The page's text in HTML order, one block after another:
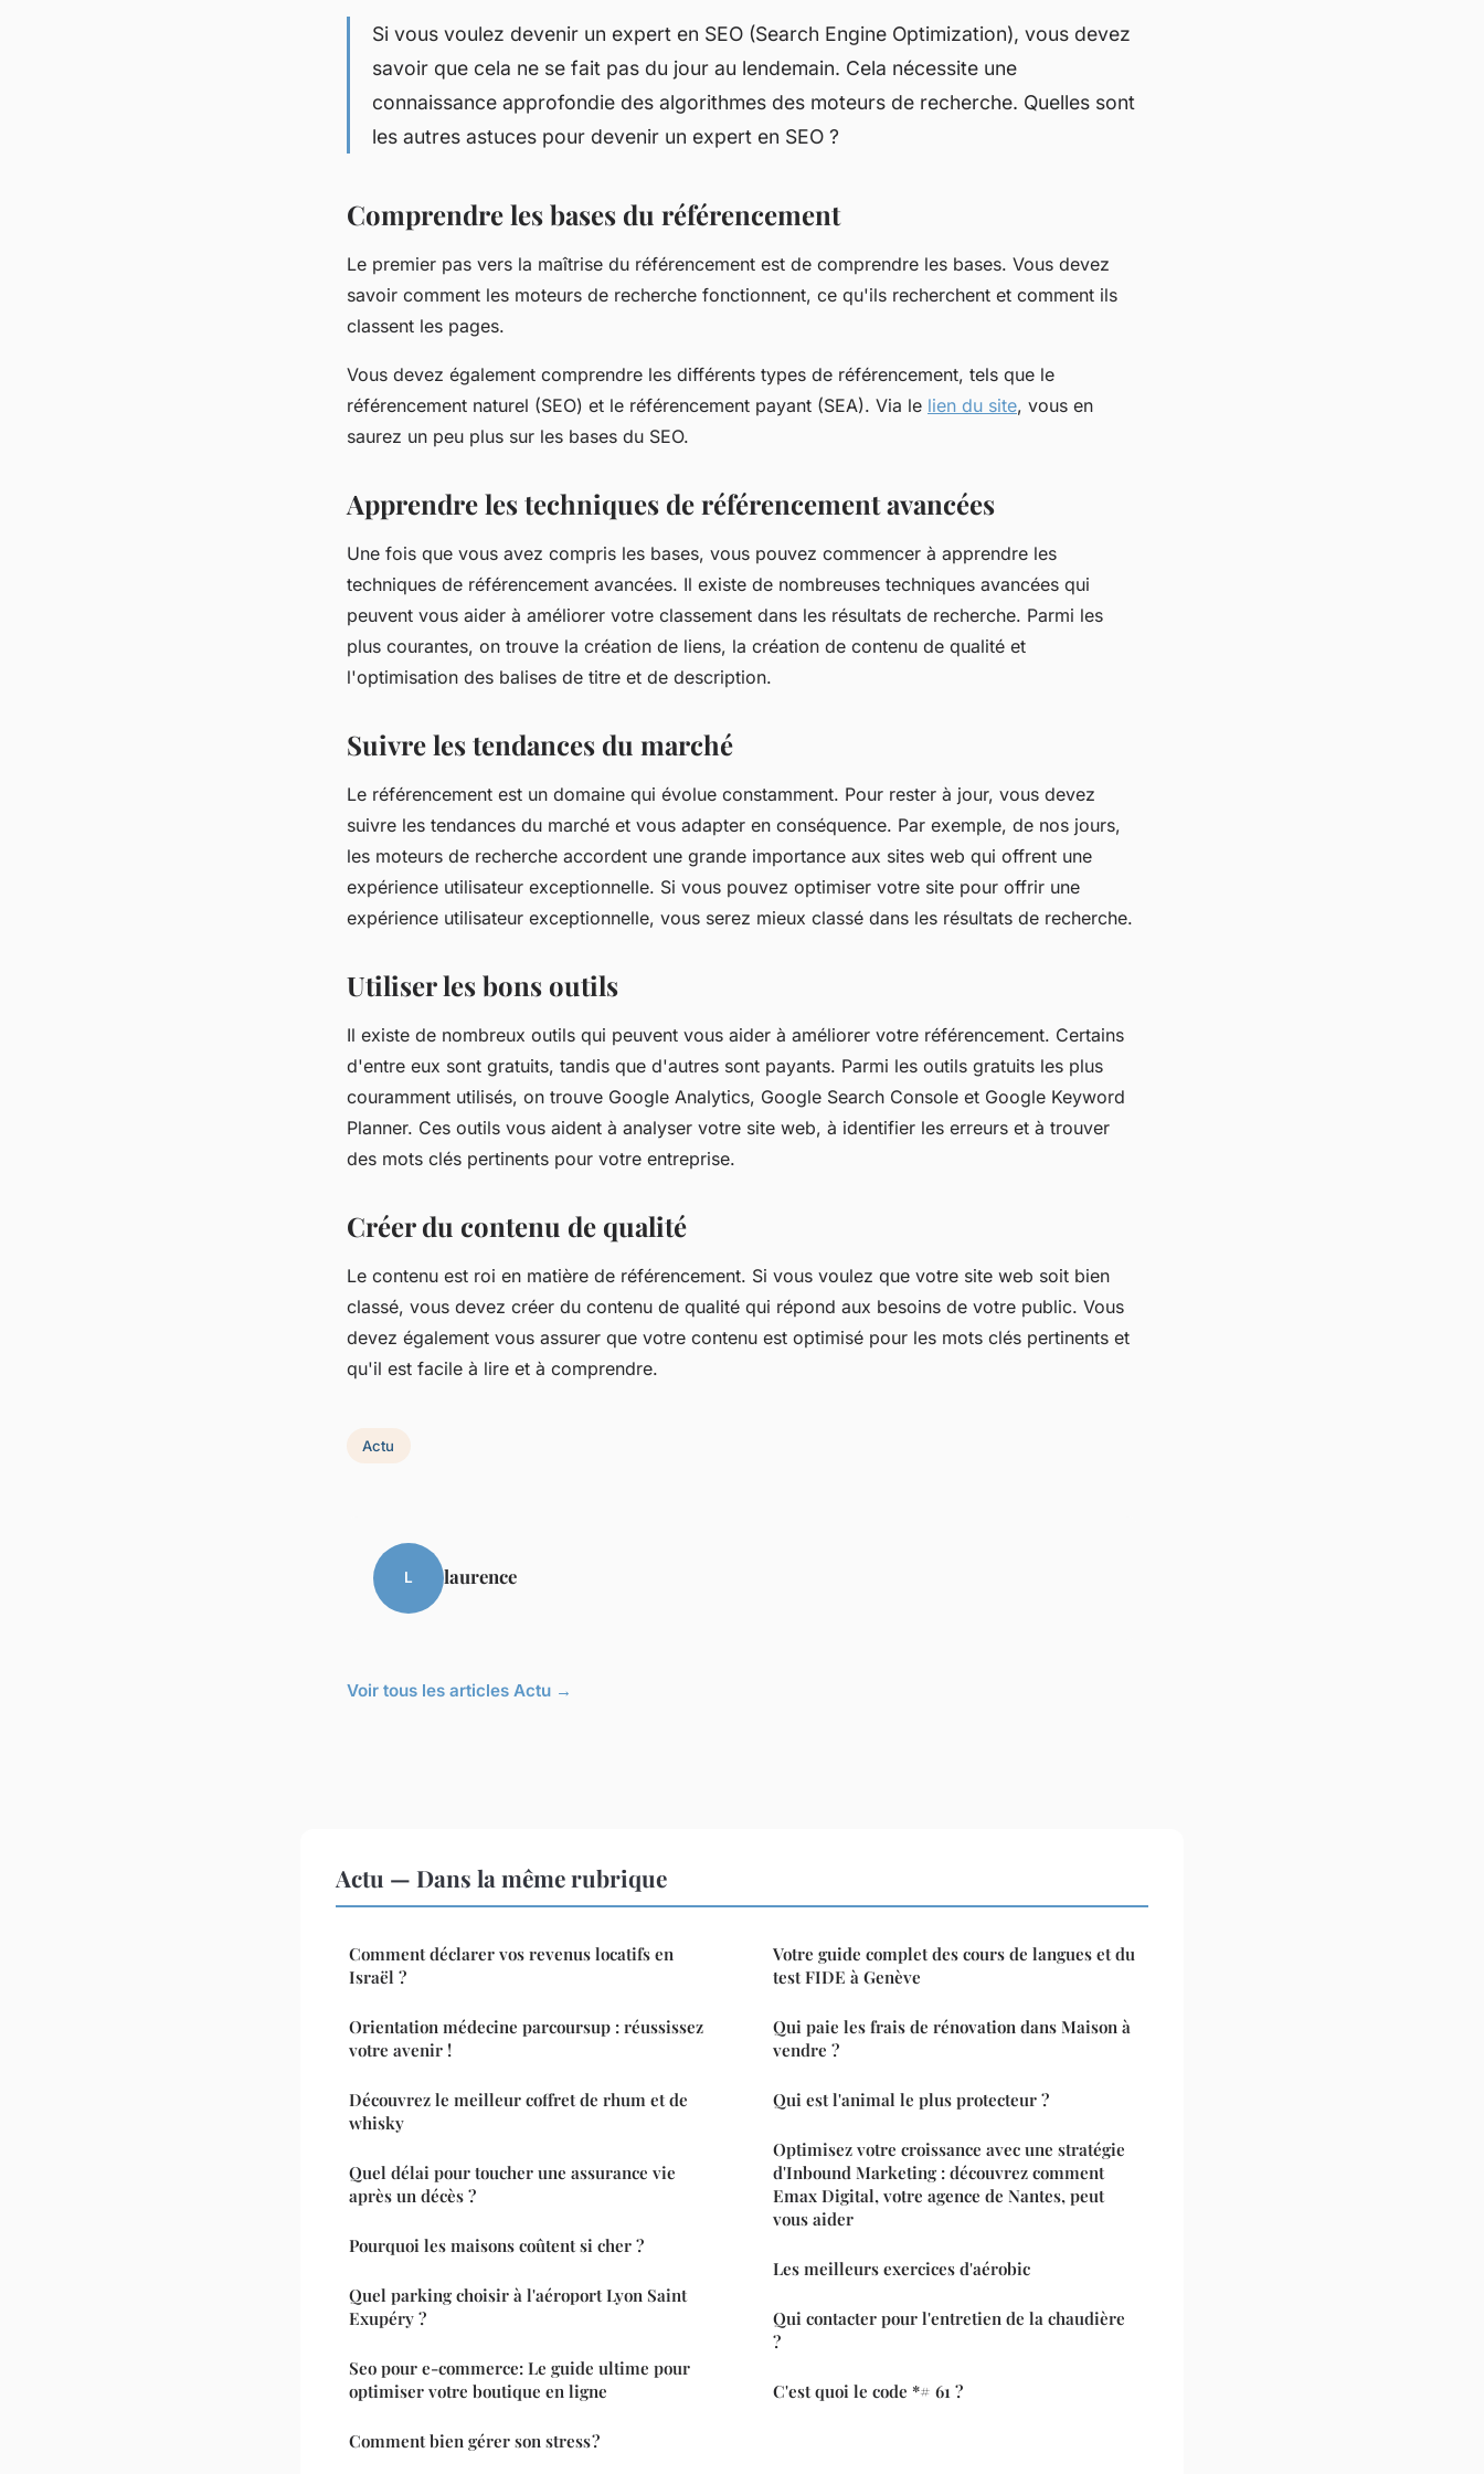
Si vous voulez devenir un expert en SEO (Search Engine Optimization), vous devez
savoir que cela ne se fait pas du jour au lendemain. Cela nécessite une
connaissance approfondie des algorithmes des moteurs de recherche. Quelles sont
les autres astuces pour devenir un expert en SEO ?
Comprendre les bases du référencement
Le premier pas vers la maîtrise du référencement est de comprendre les bases. Vous devez
savoir comment les moteurs de recherche fonctionnent, ce qu'ils recherchent et comment ils
classent les pages.
Vous devez également comprendre les différents types de référencement, tels que le
référencement naturel (SEO) et le référencement payant (SEA). Via le lien du site, vous en
saurez un peu plus sur les bases du SEO.
Apprendre les techniques de référencement avancées
Une fois que vous avez compris les bases, vous pouvez commencer à apprendre les
techniques de référencement avancées. Il existe de nombreuses techniques avancées qui
peuvent vous aider à améliorer votre classement dans les résultats de recherche. Parmi les
plus courantes, on trouve la création de liens, la création de contenu de qualité et
l'optimisation des balises de titre et de description.
Suivre les tendances du marché
Le référencement est un domaine qui évolue constamment. Pour rester à jour, vous devez
suivre les tendances du marché et vous adapter en conséquence. Par exemple, de nos jours,
les moteurs de recherche accordent une grande importance aux sites web qui offrent une
expérience utilisateur exceptionnelle. Si vous pouvez optimiser votre site pour offrir une
expérience utilisateur exceptionnelle, vous serez mieux classé dans les résultats de recherche.
Utiliser les bons outils
Il existe de nombreux outils qui peuvent vous aider à améliorer votre référencement. Certains
d'entre eux sont gratuits, tandis que d'autres sont payants. Parmi les outils gratuits les plus
couramment utilisés, on trouve Google Analytics, Google Search Console et Google Keyword
Planner. Ces outils vous aident à analyser votre site web, à identifier les erreurs et à trouver
des mots clés pertinents pour votre entreprise.
Créer du contenu de qualité
Le contenu est roi en matière de référencement. Si vous voulez que votre site web soit bien
classé, vous devez créer du contenu de qualité qui répond aux besoins de votre public. Vous
devez également vous assurer que votre contenu est optimisé pour les mots clés pertinents et
qu'il est facile à lire et à comprendre.
Actu
L laurence
Voir tous les articles Actu →
Actu — Dans la même rubrique
Comment déclarer vos revenus locatifs en
Israël ?
Orientation médecine parcoursup : réussissez
votre avenir !
Découvrez le meilleur coffret de rhum et de
whisky
Quel délai pour toucher une assurance vie
après un décès ?
Pourquoi les maisons coûtent si cher ?
Quel parking choisir à l'aéroport Lyon Saint
Exupéry ?
Seo pour e-commerce: Le guide ultime pour
optimiser votre boutique en ligne
Comment bien gérer son stress ?
Votre guide complet des cours de langues et du
test FIDE à Genève
Qui paie les frais de rénovation dans Maison à
vendre ?
Qui est l'animal le plus protecteur ?
Optimisez votre croissance avec une stratégie
d'Inbound Marketing : découvrez comment
Emax Digital, votre agence de Nantes, peut
vous aider
Les meilleurs exercices d'aérobic
Qui contacter pour l'entretien de la chaudière
?
C'est quoi le code *# 61 ?